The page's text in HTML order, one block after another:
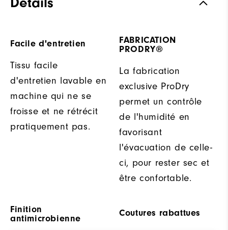
Facile d'entretien
Tissu facile
d'entretien lavable en
machine qui ne se
froisse et ne rétrécit
pratiquement pas.
FABRICATION
PRODRY®
La fabrication
exclusive ProDry
permet un contrôle
de l'humidité en
favorisant
l'évacuation de celle-
ci, pour rester sec et
être confortable.
Finition
antimicrobienne
Coutures rabattues